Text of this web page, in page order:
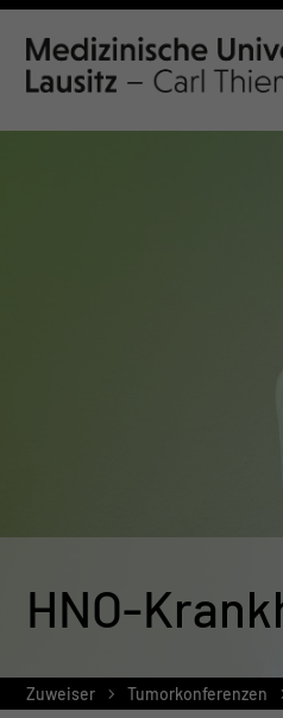
HNO-
Zuweiser Tumorkonferenzen